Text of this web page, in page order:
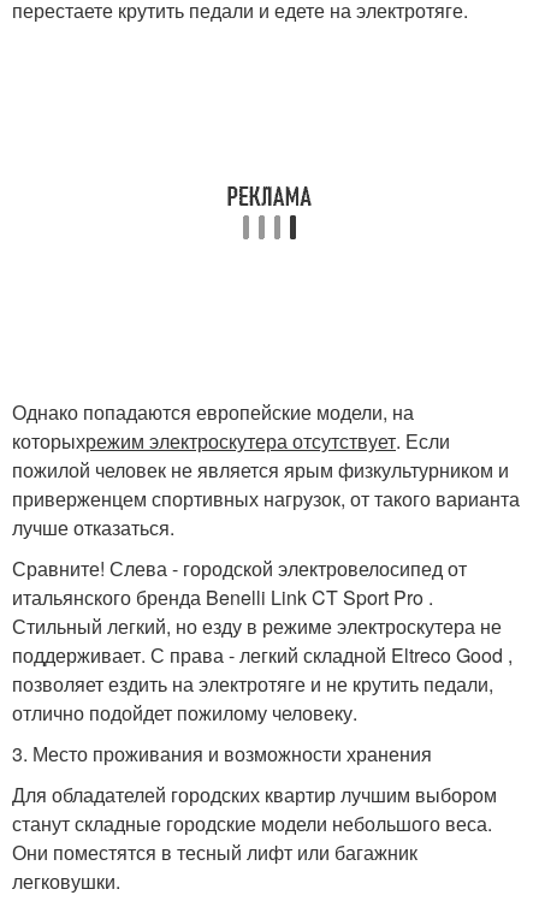
перестаете крутить педали и едете на электротяге.
Однако попадаются европейские модели, на
которыхрежим электроскутера отсутствует. Если
пожилой человек не является ярым физкультурником и
приверженцем спортивных нагрузок, от такого варианта
лучше отказаться.
Сравните! Слева - городской электровелосипед от
итальянского бренда Benelli Link CT Sport Pro .
Стильный легкий, но езду в режиме электроскутера не
поддерживает. С права - легкий складной Eltreco Good ,
позволяет ездить на электротяге и не крутить педали,
отлично подойдет пожилому человеку.
3. Место проживания и возможности хранения
Для обладателей городских квартир лучшим выбором
станут складные городские модели небольшого веса.
Они поместятся в тесный лифт или багажник
легковушки.